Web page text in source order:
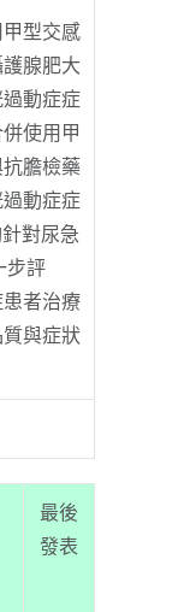
型交感
腺肥大
動症症
使用甲
膽檢藥
動症症
對尿急
步評
者治療
與症狀
最後
發表